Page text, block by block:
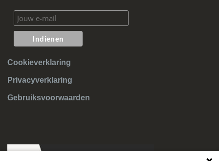
Cookieverklaring
Privacyverklaring
Gebruiksvoorwaarden